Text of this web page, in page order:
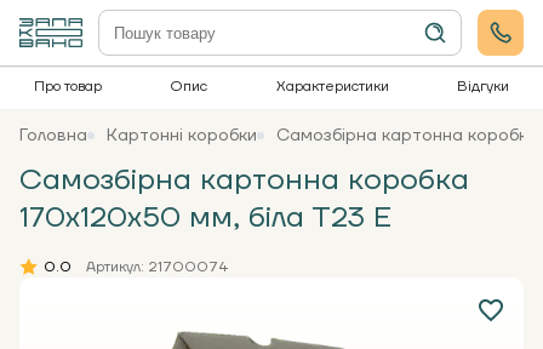
Про товар Опис Характеристики Відгуки
Головна Картонні коробки Самозбірна картонна
Самозбірна картонна коробка
170х120х50 мм, біла Т23 Е
0.0 Артикул: 21700074